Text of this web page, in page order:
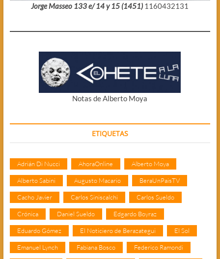
Jorge Masseo 133 e/ 14 y 15 (1451) 1160432131
Notas de Alberto Moya
ETIQUETAS
Adrián Di Nucci AhoraOnline Alberto Moya
Alberto Sabini Augusto Macario BeraUnPaisTV
Cacho Javier Carlos Siniscalchi Carlos Sueldo
Crónica Daniel Sueldo Edgardo Boyraz
Eduardo Gómez El Noticiero de Berazategui El Sol
Emanuel Lynch Fabiana Bosco Federico Ramondi